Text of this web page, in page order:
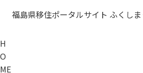
福島県移住ポータルサイト ふくし
H
O
ME